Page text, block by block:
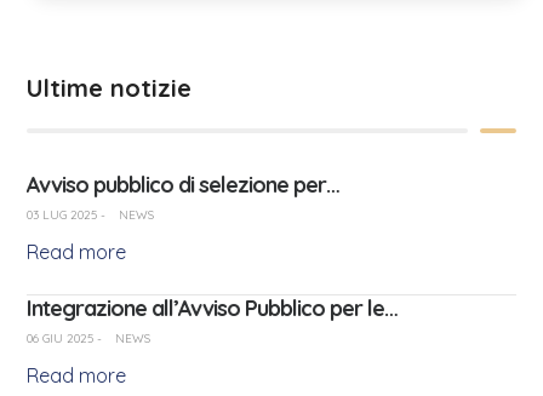
Ultime notizie
Avviso pubblico di selezione per…
03 LUG 2025 - NEWS
Read more
Integrazione all’Avviso Pubblico per le…
06 GIU 2025 - NEWS
Read more